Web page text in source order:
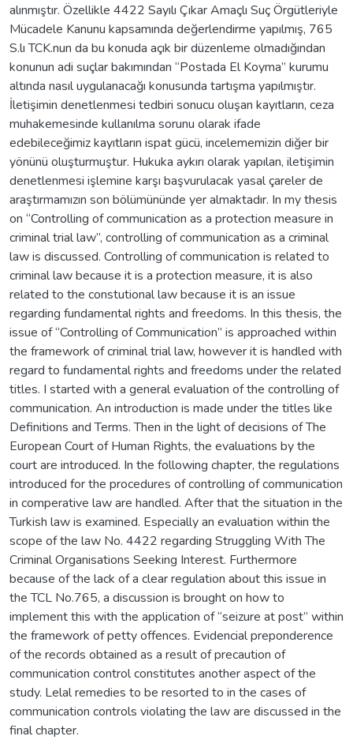
alınmıştır. Özellikle 4422 Sayılı Çıkar Amaçlı Suç Örgütleriyle
Mücadele Kanunu kapsamında değerlendirme yapılmış, 765
S.lı TCK.nun da bu konuda açık bir düzenleme olmadığından
konunun adi suçlar bakımından “Postada El Koyma” kurumu
altında nasıl uygulanacağı konusunda tartışma yapılmıştır.
İletişimin denetlenmesi tedbiri sonucu oluşan kayıtların, ceza
muhakemesinde kullanılma sorunu olarak ifade
edebileceğimiz kayıtların ispat gücü, incelememizin diğer bir
yönünü oluşturmuştur. Hukuka aykırı olarak yapılan, iletişimin
denetlenmesi işlemine karşı başvurulacak yasal çareler de
araştırmamızın son bölümününde yer almaktadır. In my thesis
on “Controlling of communication as a protection measure in
criminal trial law”, controlling of communication as a criminal
law is discussed. Controlling of communication is related to
criminal law because it is a protection measure, it is also
related to the constutional law because it is an issue
regarding fundamental rights and freedoms. In this thesis, the
issue of “Controlling of Communication” is approached within
the framework of criminal trial law, however it is handled with
regard to fundamental rights and freedoms under the related
titles. I started with a general evaluation of the controlling of
communication. An introduction is made under the titles like
Definitions and Terms. Then in the light of decisions of The
European Court of Human Rights, the evaluations by the
court are introduced. In the following chapter, the regulations
introduced for the procedures of controlling of communication
in comperative law are handled. After that the situation in the
Turkish law is examined. Especially an evaluation within the
scope of the law No. 4422 regarding Struggling With The
Criminal Organisations Seeking Interest. Furthermore
because of the lack of a clear regulation about this issue in
the TCL No.765, a discussion is brought on how to
implement this with the application of “seizure at post” within
the framework of petty offences. Evidencial preponderence
of the records obtained as a result of precaution of
communication control constitutes another aspect of the
study. Lelal remedies to be resorted to in the cases of
communication controls violating the law are discussed in the
final chapter.